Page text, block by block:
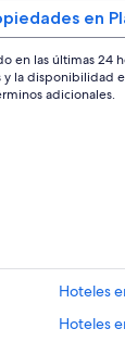
en
en las últimas 24
y la disponibilidad
adicionales.
Hoteles
Hoteles